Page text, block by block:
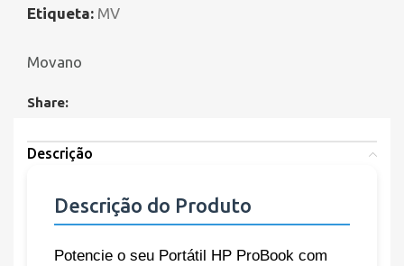
Etiqueta: MV
Movano
Share:
Descrição
Descrição do Produto
Potencie o seu Portátil HP ProBook com